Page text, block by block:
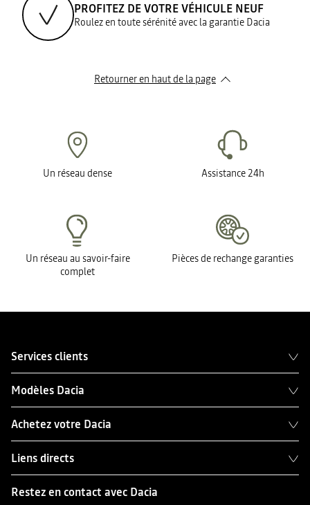
PROFITEZ DE VOTRE VÉHICULE NEUF
Roulez en toute sérénité avec la garantie Dacia
Retourner en haut de la page
Un réseau dense Assistance 24h
Un réseau au savoir-faire
complet
Pièces de rechange garanties
Services clients
Modèles Dacia
Achetez votre Dacia
Liens directs
Restez en contact avec Dacia